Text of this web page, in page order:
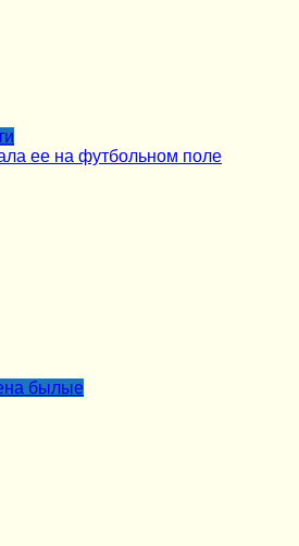
ее на футбольном поле
былые